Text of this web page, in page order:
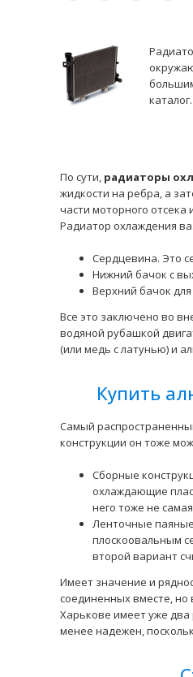
каталог.
По сути, радиаторы
жидкости на ребра, а
части моторного
Радиатор охлаждения
Сердцевина. Это
Нижний бачок с
Верхний бачок
Все это заключено во
водяной рубашкой
(или медь с латунью) и
Купить
Самый
конструкции он тоже
Сборные
охлаждающие
него тоже не
Ленточные паяные
плоскоовальным
второй вариант
Имеет значение и
соединенных вместе, но
Харькове имеет уже два
менее надежен,